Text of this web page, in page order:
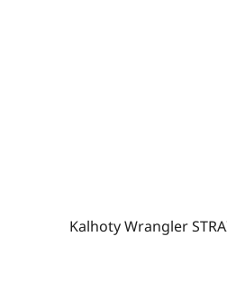
Kalhoty Wrangler